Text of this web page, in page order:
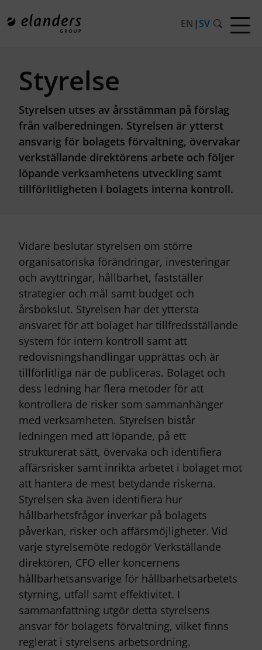
EN | SV
Styrelse
Styrelsen utses av årsstämman på förslag
från valberedningen. Styrelsen är ytterst
ansvarig för bolagets förvaltning, övervakar
verkställande direktörens arbete och följer
löpande verksamhetens utveckling samt
tillförlitligheten i bolagets interna kontroll.
Vidare beslutar styrelsen om större
organisatoriska förändringar, investeringar
och avyttringar, hållbarhet, fastställer
strategier och mål samt budget och
årsbokslut. Styrelsen har det yttersta
ansvaret för att bolaget har tillfredsställande
system för intern kontroll samt att
redovisningshandlingar upprättas och är
tillförlitliga när de publiceras. Bolaget och
dess ledning har flera metoder för att
kontrollera de risker som sammanhänger
med verksamheten. Styrelsen bistår
ledningen med att löpande, på ett
strukturerat sätt, övervaka och identifiera
affärsrisker samt inrikta arbetet i bolaget mot
att hantera de mest betydande riskerna.
Styrelsen ska även identifiera hur
hållbarhetsfrågor inverkar på bolagets
påverkan, risker och affärsmöjligheter. Vid
varje styrelsemöte redogör Verkställande
direktören, CFO eller koncernens
hållbarhetsansvarige för hållbarhetsarbetets
styrning, utfall samt effektivitet. I
sammanfattning utgör detta styrelsens
ansvar för bolagets förvaltning, vilket finns
reglerat i styrelsens arbetsordning.